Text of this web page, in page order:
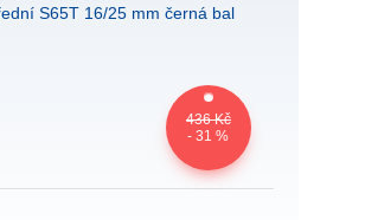
436 Kč
- 31 %